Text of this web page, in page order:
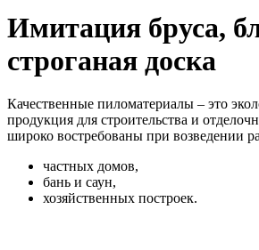
Имитация бруса,
строганая доска
Качественные пиломатериалы – это
продукция для строительства и
широко востребованы при возведении
частных домов,
бань и саун,
хозяйственных построек.